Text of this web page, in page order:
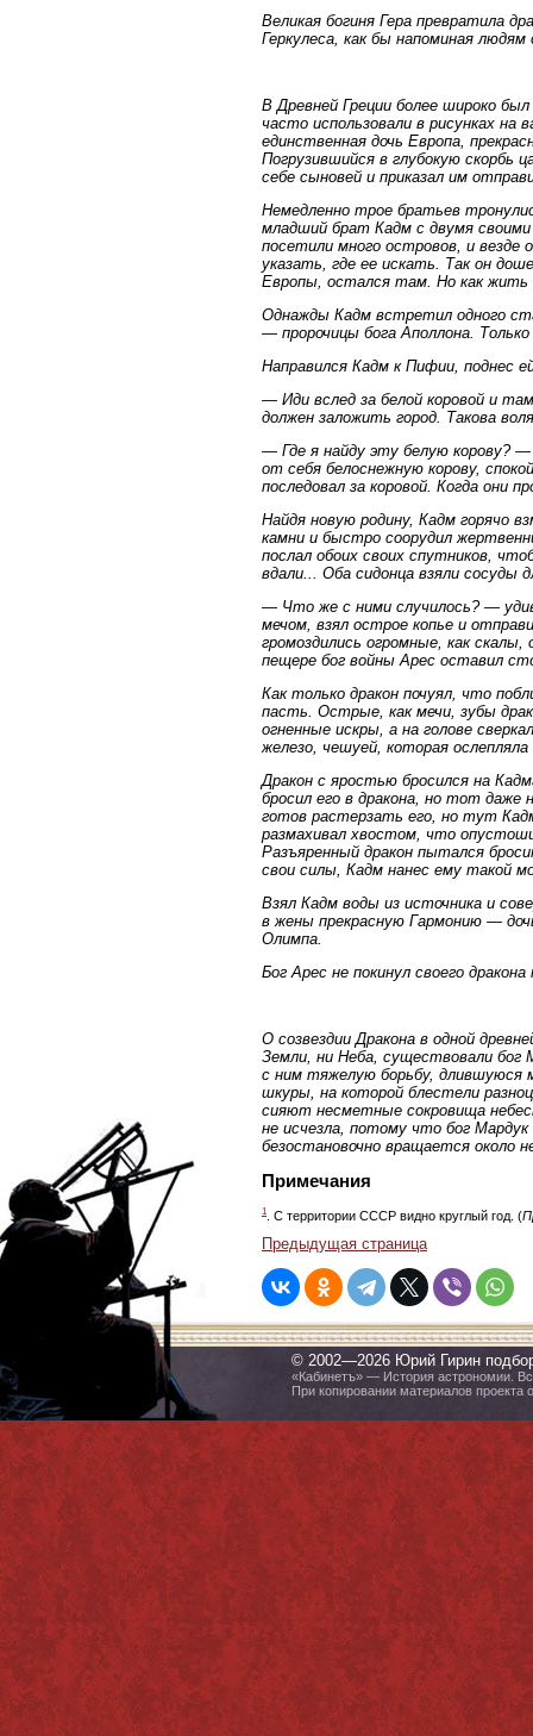
Великая богиня Гера превратила
Геркулеса, как бы напоминая людям
В Древней Греции более широко
часто использовали в рисунках
единственная дочь Европа,
Погрузившийся в глубокую скорбь
себе сыновей и приказал им
Немедленно трое братьев
младший брат Кадм с двумя
посетили много островов, и везде
указать, где ее искать. Так он
Европы, остался там. Но как жить
Однажды Кадм встретил одного
— пророчицы бога Аполлона.
Направился Кадм к Пифии, поднес
— Иди вслед за белой коровой и
должен заложить город. Такова
— Где я найду эту белую корову?
от себя белоснежную корову,
последовал за коровой. Когда они
Найдя новую родину, Кадм горячо
камни и быстро соорудил
послал обоих своих спутников,
вдали... Оба сидонца взяли сосуды
— Что же с ними случилось? —
мечом, взял острое копье и
громоздились огромные, как
пещере бог войны Арес оставил
Как только дракон почуял, что
пасть. Острые, как мечи, зубы
огненные искры, а на голове
железо, чешуей, которая
Дракон с яростью бросился на
бросил его в дракона, но тот даже
готов растерзать его, но тут
размахивал хвостом, что
Разъяренный дракон пытался
свои силы, Кадм нанес ему такой
Взял Кадм воды из источника и
в жены прекрасную Гармонию —
Олимпа.
Бог Арес не покинул своего
О созвездии Дракона в одной
Земли, ни Неба, существовали бог
с ним тяжелую борьбу, длившуюся
шкуры, на которой блестели
сияют несметные сокровища
не исчезла, потому что бог
безостановочно вращается около
Примечания
1 . С территории СССР видно круглый год. (
Предыдущая страница
© 2002—2026 Юрий Гирин
«Кабинетъ» — История астрономии.
При копировании материалов проекта